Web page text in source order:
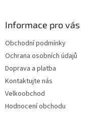
Informace pro vás
Obchodní podmínky
Ochrana osobních údajů
Doprava a platba
Kontaktujte nás
Velkoobchod
Hodnocení obchodu